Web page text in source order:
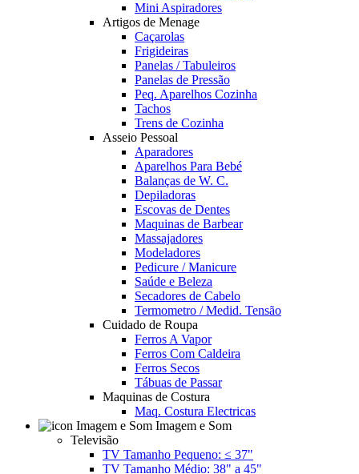
Mini Aspiradores
Artigos de Menage
Caçarolas
Frigideiras
Panelas / Tabuleiros
Panelas de Pressão
Peq. Aparelhos Cozinha
Tachos
Trens de Cozinha
Asseio Pessoal
Aparadores
Aparelhos Para Bebé
Balanças de W. C.
Depiladoras
Escovas de Dentes
Maquinas de Barbear
Massajadores
Modeladores
Pedicure / Manicure
Saúde e Beleza
Secadores de Cabelo
Termometro / Medid. Tensão
Cuidado de Roupa
Ferros A Vapor
Ferros Com Caldeira
Ferros Secos
Tábuas de Passar
Maquinas de Costura
Maq. Costura Electricas
Imagem e Som
Televisão
TV Tamanho Pequeno: ≤ 37"
TV Tamanho Médio: 38" a 45"